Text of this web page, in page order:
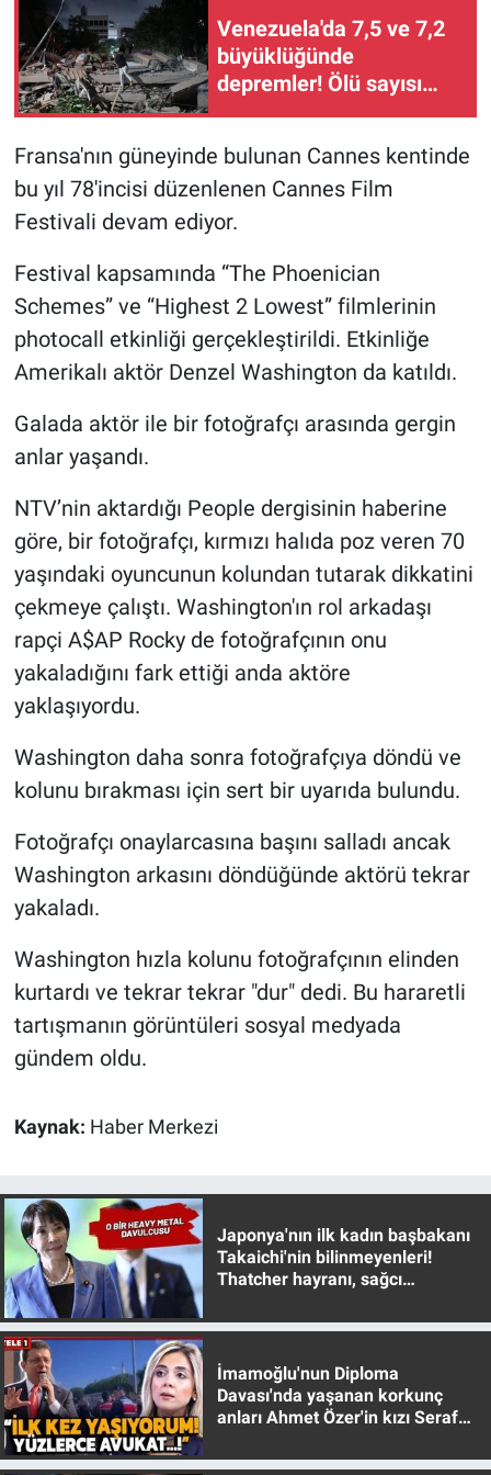
Venezuela'da 7,5 ve 7,2
büyüklüğünde
depremler! Ölü sayısı
Fransa'nın güneyinde bulunan Cannes kentinde
bu yıl 78'incisi düzenlenen Cannes Film
Festivali devam ediyor.
Festival kapsamında “The Phoenician
Schemes” ve “Highest 2 Lowest” filmlerinin
photocall etkinliği gerçekleştirildi. Etkinliğe
Amerikalı aktör Denzel Washington da katıldı.
Galada aktör ile bir fotoğrafçı arasında gergin
anlar yaşandı.
NTV’nin aktardığı People dergisinin haberine
göre, bir fotoğrafçı, kırmızı halıda poz veren 70
yaşındaki oyuncunun kolundan tutarak dikkatini
çekmeye çalıştı. Washington'ın rol arkadaşı
rapçi A$AP Rocky de fotoğrafçının onu
yakaladığını fark ettiği anda aktöre
yaklaşıyordu.
Washington daha sonra fotoğrafçıya döndü ve
kolunu bırakması için sert bir uyarıda bulundu.
Fotoğrafçı onaylarcasına başını salladı ancak
Washington arkasını döndüğünde aktörü tekrar
yakaladı.
Washington hızla kolunu fotoğrafçının elinden
kurtardı ve tekrar tekrar "dur" dedi. Bu hararetli
tartışmanın görüntüleri sosyal medyada
gündem oldu.
Kaynak: Haber Merkezi
Japonya'nın ilk kadın başbakanı
Takaichi'nin bilinmeyenleri!
Thatcher hayranı, sağcı
İmamoğlu'nun Diploma
Davası'nda yaşanan korkunç
anları Ahmet Özer'in kızı Seraf
Gündem Özel
Günün görüntüsü
Haber
İlan
Kimdir
Koronavirüs
Kültür Sanat
Ne demişti
Nedir
Popüler
Programlar
Sağlık
Spor
Teknoloji
Türkiye'nin Geleceği
Türkiye'nin Gündemi
Yerel Gündem
Yerel Yaşam
Canlı Yayın